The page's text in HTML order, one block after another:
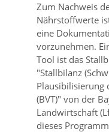
Zum Nachweis
Nährstoffwerte
eine
vorzunehmen.
Tool ist das
Stallbilanz
Plausibilisierung
(BVT) von der
Landwirtschaft
dieses